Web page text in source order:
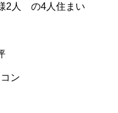
2人 の4人住まい
ン